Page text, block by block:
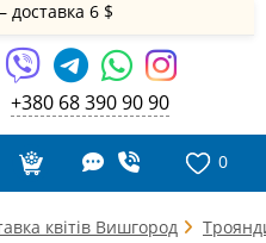
доставка 6 $
+380 68 390 90 90
0
квітів Вишгород